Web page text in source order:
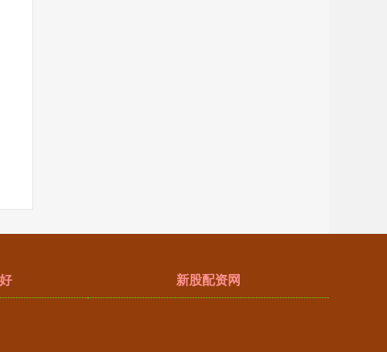
新股配资网